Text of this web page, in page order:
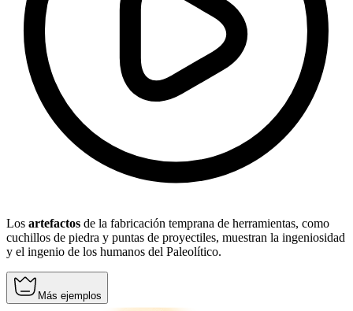
Los artefactos de la fabricación temprana de herramientas, como
cuchillos de piedra y puntas de proyectiles, muestran la ingeniosidad
y el ingenio de los humanos del Paleolítico.
Más ejemplos